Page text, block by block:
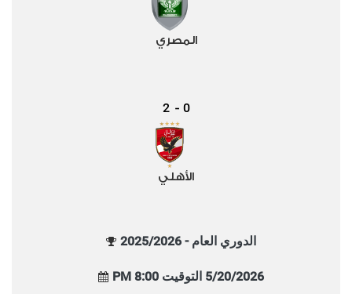
المصري
0
-
2
الأهلي
الدوري العام - 2025/2026
5/20/2026 التوقيت 8:00 PM